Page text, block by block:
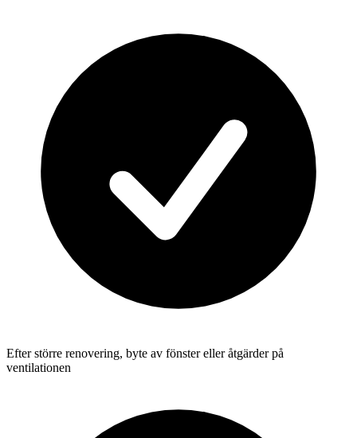
Efter större renovering, byte av fönster eller åtgärder på
ventilationen